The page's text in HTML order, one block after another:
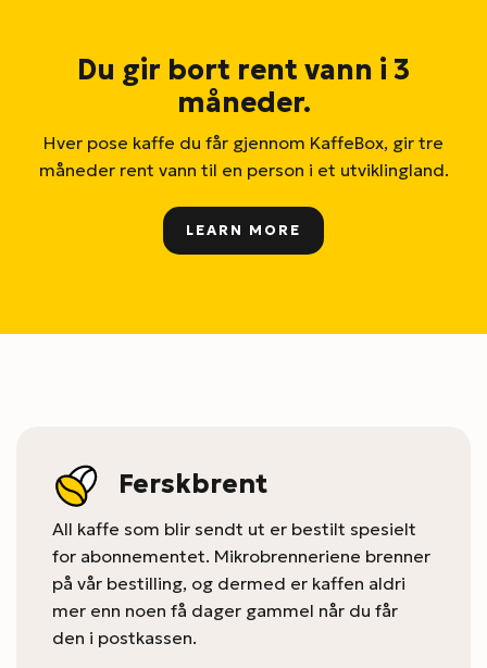
Du gir bort rent vann i 3
måneder.
Hver pose kaffe du får gjennom KaffeBox, gir tre
måneder rent vann til en person i et utviklingland.
LEARN MORE
Ferskbrent
All kaffe som blir sendt ut er bestilt spesielt
for abonnementet. Mikrobrenneriene brenner
på vår bestilling, og dermed er kaffen aldri
mer enn noen få dager gammel når du får
den i postkassen.